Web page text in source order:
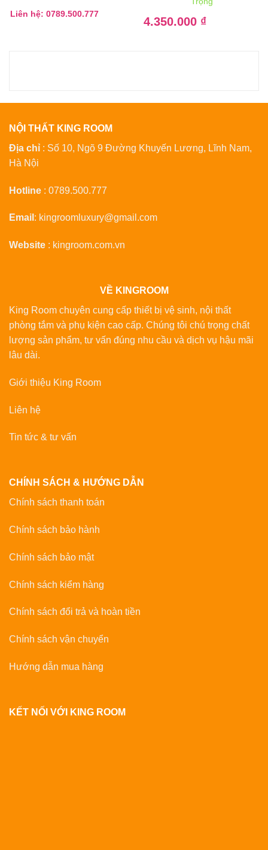
Liên hệ: 0789.500.777
gốc
là:
4.350.000 ₫
NỘI THẤT KING ROOM
Địa chỉ : Số 10, Ngõ 9 Đường Khuyến Lương, Lĩnh Nam,
Hà Nội
Hotline : 0789.500.777
Email : kingroomluxury@gmail.com
Website : kingroom.com.vn
VỀ KINGROOM
King Room chuyên cung cấp thiết bị vệ sinh, nội thất
phòng tắm và phụ kiện cao cấp. Chúng tôi chú trọng chất
lượng sản phẩm, tư vấn đúng nhu cầu và dịch vụ hậu mãi
lâu dài.
Giới thiệu King Room
Liên hệ
Tin tức & tư vấn
CHÍNH SÁCH & HƯỚNG DẪN
Chính sách thanh toán
Chính sách bảo hành
Chính sách bảo mật
Chính sách kiểm hàng
Chính sách đổi trả và hoàn tiền
Chính sách vận chuyển
Hướng dẫn mua hàng
KẾT NỐI VỚI KING ROOM